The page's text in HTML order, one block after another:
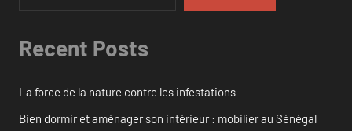
Recent Posts
La force de la nature contre les infestations
Bien dormir et aménager son intérieur : mobilier au Sénégal